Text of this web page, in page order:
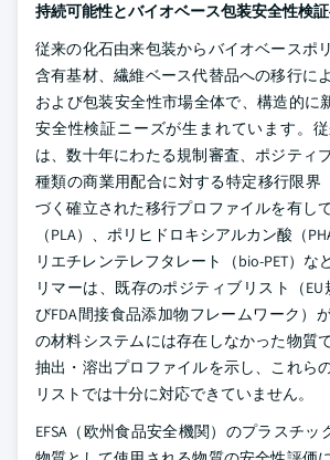
持続可能性とバイオベース包装安全性検
従来の化石由来包装からバイオベースポ
含有基材、繊維ベース代替品への移行に
および包装安全性市場全体で、構造的に
安全性検証ニーズが生まれています。
は、数十年にわたる規制審査、ポジティ
種類の商業用配合に対する特定移行限界
づく確立された移行プロファイルを有し
（PLA）、ポリヒドロキシアルカン酸（
リエチレンテレフタレート（bio-PET）な
リマーは、既存のポジティブリスト（EU
びFDA間接食品添加物フレームワーク）
の材料システムには存在しなかった物質
抽出・溶出プロファイルを示し、これら
リストでは十分に対応できていません。
EFSA（欧州食品安全機関）のプラスチッ